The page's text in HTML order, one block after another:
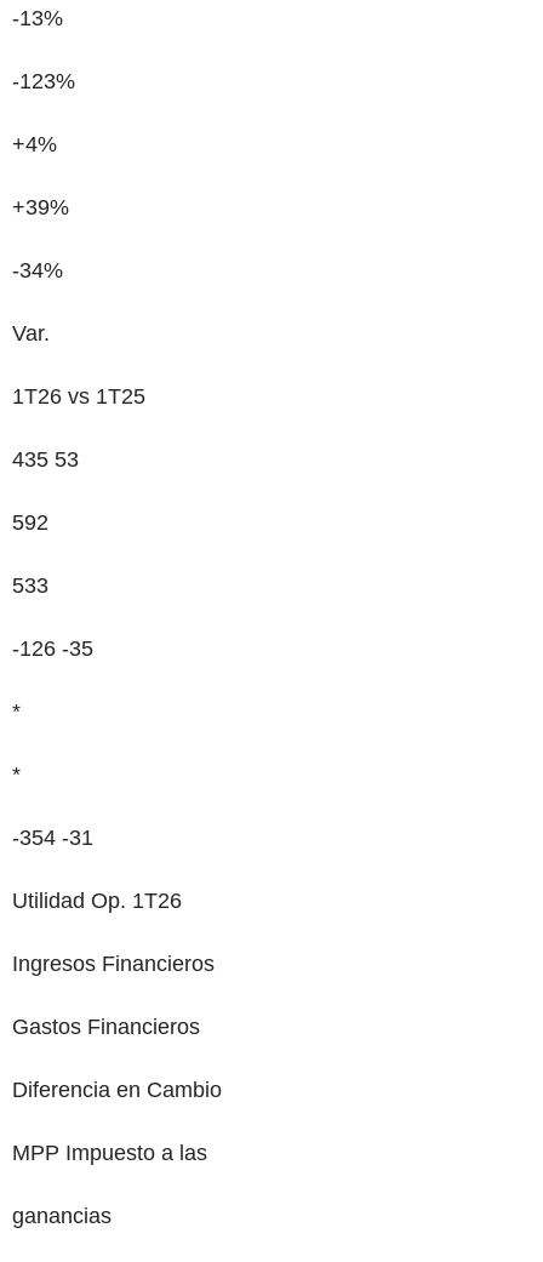
-13%
-123%
+4%
+39%
-34%
Var.
1T26 vs 1T25
435 53
592
533
-126 -35
*
*
-354 -31
Utilidad Op. 1T26
Ingresos Financieros
Gastos Financieros
Diferencia en Cambio
MPP Impuesto a las
ganancias